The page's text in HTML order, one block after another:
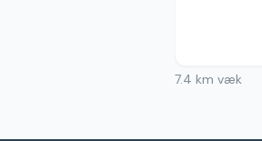
7.4 km væk